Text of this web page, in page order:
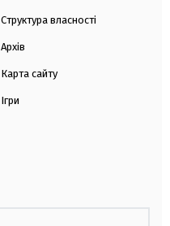
Структура власності
Архів
Карта сайту
Ігри